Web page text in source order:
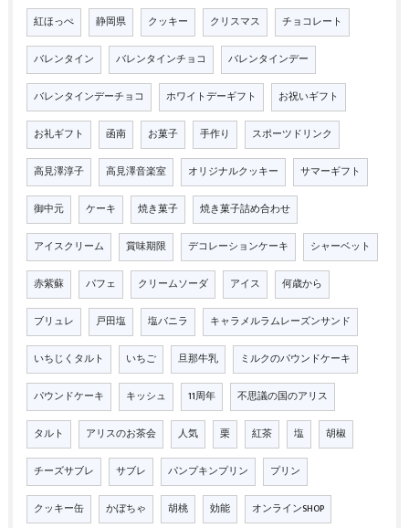
紅ほっぺ 静岡県 クッキー クリスマス チョコレート
バレンタイン バレンタインチョコ バレンタインデー
バレンタインデーチョコ ホワイトデーギフト お祝いギフト
お礼ギフト 函南 お菓子 手作り スポーツドリンク
高見澤淳子 高見澤音楽室 オリジナルクッキー サマーギフト
御中元 ケーキ 焼き菓子 焼き菓子詰め合わせ
アイスクリーム 賞味期限 デコレーションケーキ シャーベット
赤紫蘇 パフェ クリームソーダ アイス 何歳から
ブリュレ 戸田塩 塩バニラ キャラメルラムレーズンサンド
いちじくタルト いちご 旦那牛乳 ミルクのパウンドケーキ
パウンドケーキ キッシュ 11周年 不思議の国のアリス
タルト アリスのお茶会 人気 栗 紅茶 塩 胡椒
チーズサブレ サブレ パンプキンプリン プリン
クッキー缶 かぼちゃ 胡桃 効能 オンラインSHOP